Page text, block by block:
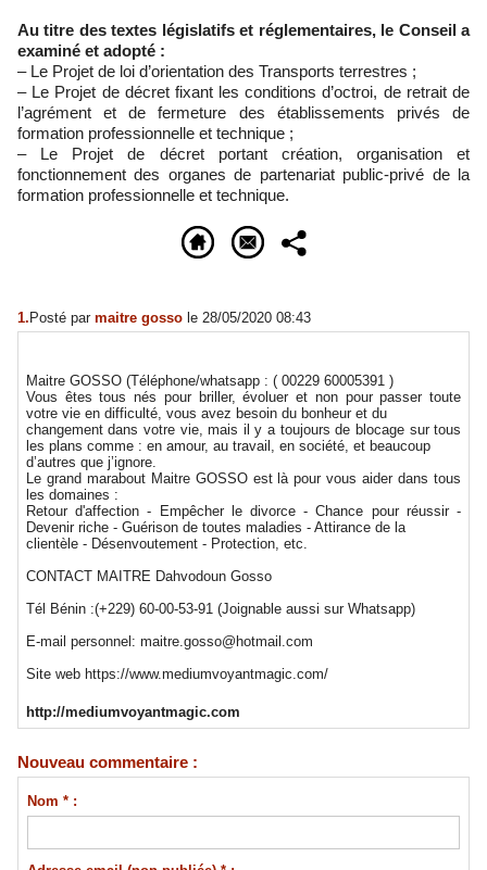
Au titre des textes législatifs et réglementaires, le Conseil a
examiné et adopté :
– Le Projet de loi d’orientation des Transports terrestres ;
– Le Projet de décret fixant les conditions d’octroi, de retrait de
l’agrément et de fermeture des établissements privés de
formation professionnelle et technique ;
– Le Projet de décret portant création, organisation et
fonctionnement des organes de partenariat public-privé de la
formation professionnelle et technique.
1. Posté par maitre gosso le 28/05/2020 08:43
Maitre GOSSO (Téléphone/whatsapp : ( 00229 60005391 )
Vous êtes tous nés pour briller, évoluer et non pour passer toute
votre vie en difficulté, vous avez besoin du bonheur et du
changement dans votre vie, mais il y a toujours de blocage sur tous
les plans comme : en amour, au travail, en société, et beaucoup
d’autres que j’ignore.
Le grand marabout Maitre GOSSO est là pour vous aider dans tous
les domaines :
Retour d'affection - Empêcher le divorce - Chance pour réussir -
Devenir riche - Guérison de toutes maladies - Attirance de la
clientèle - Désenvoutement - Protection, etc.
CONTACT MAITRE Dahvodoun Gosso
Tél Bénin :(+229) 60-00-53-91 (Joignable aussi sur Whatsapp)
E-mail personnel: maitre.gosso@hotmail.com
Site web https://www.mediumvoyantmagic.com/
http://mediumvoyantmagic.com
Nouveau commentaire :
Nom * :